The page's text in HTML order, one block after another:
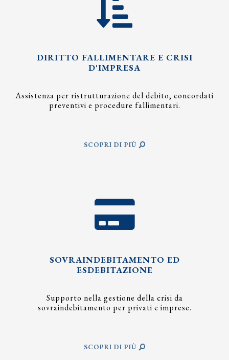
DIRITTO FALLIMENTARE E CRISI
D'IMPRESA
Assistenza per ristrutturazione del debito, concordati
preventivi e procedure fallimentari.
SCOPRI DI PIÙ
SOVRAINDEBITAMENTO ED
ESDEBITAZIONE
Supporto nella gestione della crisi da
sovraindebitamento per privati e imprese.
SCOPRI DI PIÙ